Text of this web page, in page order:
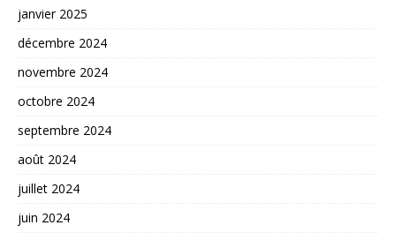
janvier 2025
décembre 2024
novembre 2024
octobre 2024
septembre 2024
août 2024
juillet 2024
juin 2024